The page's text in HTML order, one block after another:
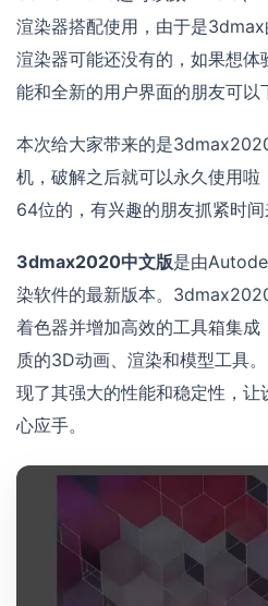
渲染器搭配使用，由于是
渲染器可能还没有的，如果想
能和全新的用户界面的朋友可以
本次给大家带来的是
机，破解之后就可以永久使用
64位的，有兴趣的朋友抓紧时间
3dmax2020中文版是由
染软件的最新版本。
着色器并增加高效的工具箱集
质的3D动画、渲染和模型工具
现了其强大的性能和稳定性，
心应手。